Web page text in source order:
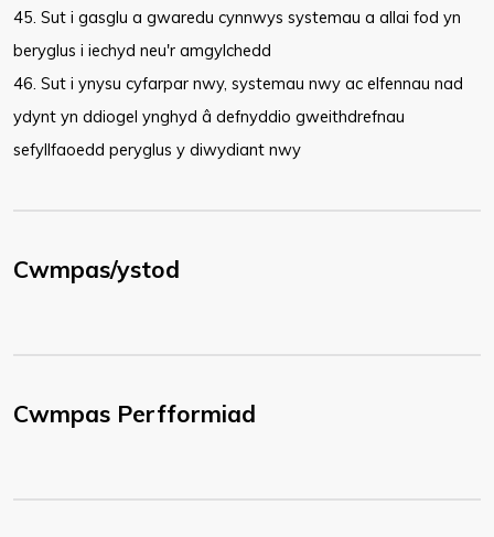
45. Sut i gasglu a gwaredu cynnwys systemau a allai fod yn
beryglus i iechyd neu'r amgylchedd
46. Sut i ynysu cyfarpar nwy, systemau nwy ac elfennau nad
ydynt yn ddiogel ynghyd â defnyddio gweithdrefnau
sefyllfaoedd peryglus y diwydiant nwy
Cwmpas/ystod
Cwmpas Perfformiad